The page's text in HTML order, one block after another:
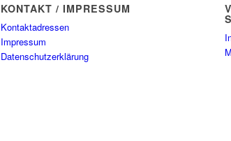
KONTAKT / IMPRESSUM
Kontaktadressen
Impressum
Datenschutzerklärung